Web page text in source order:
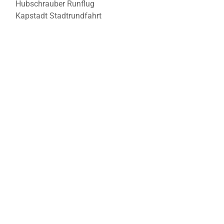
Hubschrauber Runflug
Kapstadt Stadtrundfahrt